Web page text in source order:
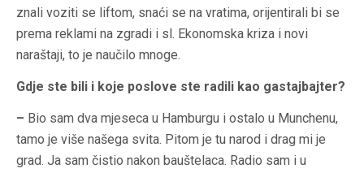
znali voziti se liftom, snaći se na vratima, orijentirali bi se
prema reklami na zgradi i sl. Ekonomska kriza i novi
naraštaji, to je naučilo mnoge.
Gdje ste bili i koje poslove ste radili kao gastajbajter?
– Bio sam dva mjeseca u Hamburgu i ostalo u Munchenu,
tamo je više našega svita. Pitom je tu narod i drag mi je
grad. Ja sam čistio nakon bauštelaca. Radio sam i u